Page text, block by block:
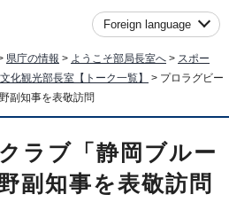
Foreign language
県庁の情報 > ようこそ部局長室へ > スポー
化観光部長室【トーク一覧】
> プロラグビー
副知事を表敬訪問
ラブ「静岡ブルー
副知事を表敬訪問